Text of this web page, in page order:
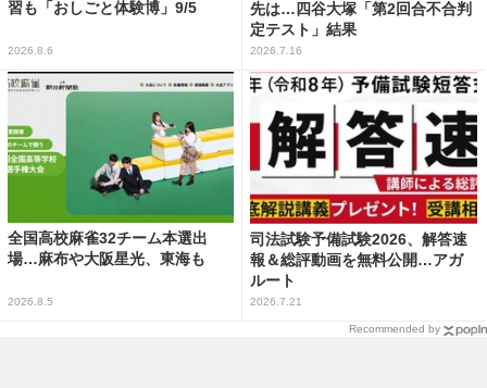
習も「おしごと体験博」9/5
2026.8.6
先は…四谷大塚「第2回合不合判
定テスト」結果
2026.7.16
全国高校麻雀32チーム本選出
場…麻布や大阪星光、東海も
2026.8.5
司法試験予備試験2026、解答速
報＆総評動画を無料公開…アガ
ルート
2026.7.21
Recommended by